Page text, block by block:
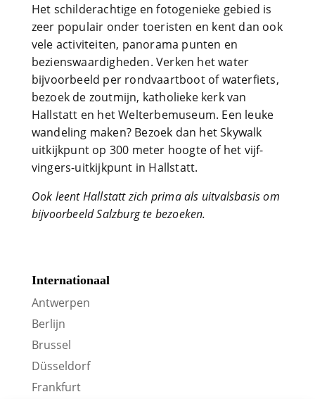
Het schilderachtige en fotogenieke gebied is
zeer populair onder toeristen en kent dan ook
vele activiteiten, panorama punten en
bezienswaardigheden. Verken het water
bijvoorbeeld per rondvaartboot of waterfiets,
bezoek de zoutmijn, katholieke kerk van
Hallstatt en het Welterbemuseum. Een leuke
wandeling maken? Bezoek dan het Skywalk
uitkijkpunt op 300 meter hoogte of het vijf-
vingers-uitkijkpunt in Hallstatt.
Ook leent Hallstatt zich prima als uitvalsbasis om
bijvoorbeeld Salzburg te bezoeken.
Internationaal
Antwerpen
Berlijn
Brussel
Düsseldorf
Frankfurt